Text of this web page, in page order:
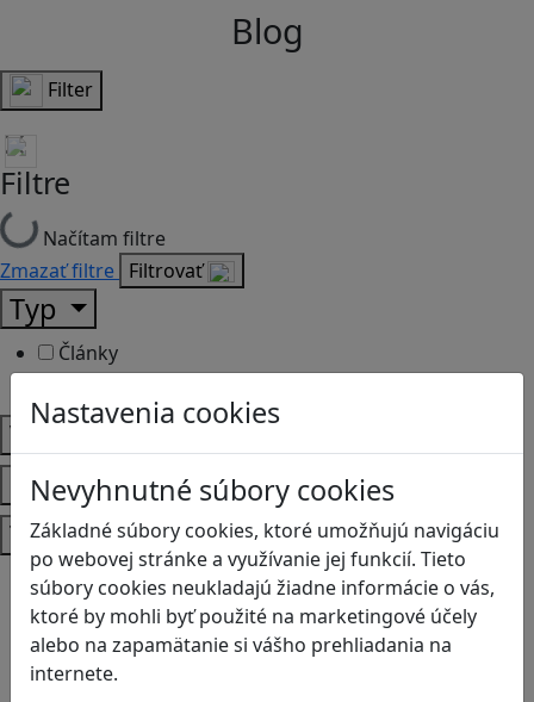
Nastavenia cookies
Nevyhnutné súbory cookies
Základné súbory cookies, ktoré umožňujú navigáciu
po webovej stránke a využívanie jej funkcií. Tieto
súbory cookies neukladajú žiadne informácie o vás,
ktoré by mohli byť použité na marketingové účely
alebo na zapamätanie si vášho prehliadania na
internete.
Blog
Filter
Filtre
Načítam filtre
Zmazať filtre Filtrovať
Typ
Články
Recenzie
Vek
Predmety
Témy
Bezpečnosť na internete
Čítanie s porozumením
Digitálna rovnováha
Ekológia